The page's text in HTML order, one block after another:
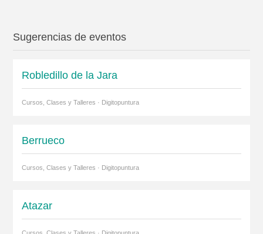
Sugerencias de eventos
Robledillo de la Jara
Cursos, Clases y Talleres · Digitopuntura
Berrueco
Cursos, Clases y Talleres · Digitopuntura
Atazar